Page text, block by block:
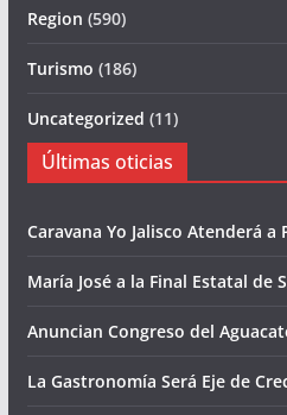
Region (590)
Turismo (186)
Uncategorized (11)
Últimas oticias
Caravana Yo Jalisco Atenderá
María José a la Final Estatal de
Anuncian Congreso del
La Gastronomía Será Eje de